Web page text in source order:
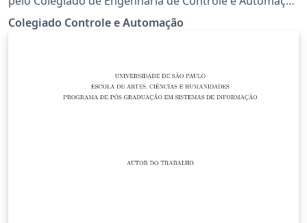
da Universidade Federal de Minas Gerais
Colegiado Controle e Automação